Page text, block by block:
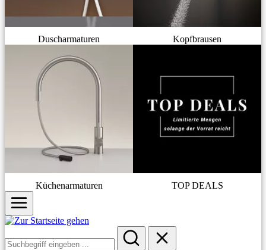
Duscharmaturen Kopfbrausen
Küchenarmaturen TOP DEALS